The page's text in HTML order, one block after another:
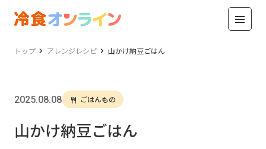
トップ アレンジレシピ 山かけ納豆ごはん
2025.08.08 ごはんもの
山かけ納豆ごはん